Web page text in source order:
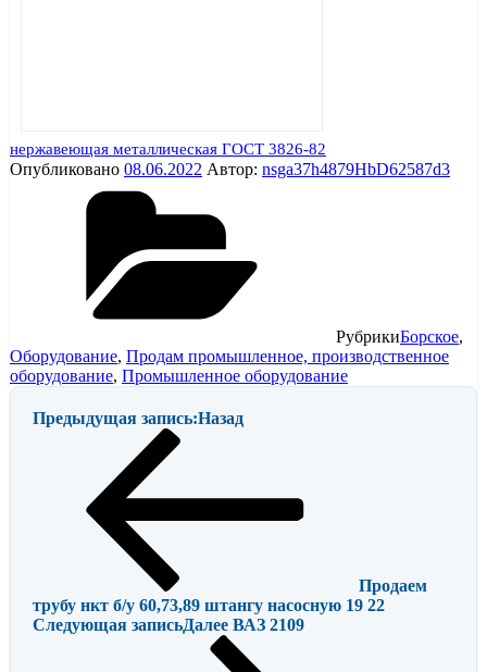
нержавеющая металлическая ГОСТ 3826-82
Опубликовано 08.06.2022 Автор: nsga37h4879HbD62587d3
РубрикиБорское,
Оборудование, Продам промышленное, производственное
оборудование, Промышленное оборудование
Предыдущая запись:Назад
Продаем
трубу нкт б/у 60,73,89 штангу насосную 19 22
Следующая записьДалее ВАЗ 2109